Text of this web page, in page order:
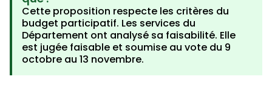
Cette proposition respecte les critères du
budget participatif. Les services du
Département ont analysé sa faisabilité. Elle
est jugée faisable et soumise au vote du 9
octobre au 13 novembre.